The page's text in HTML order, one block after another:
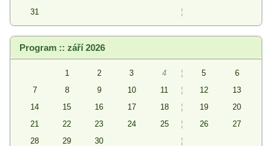
31
¦
Program :: září 2026
1 2 3 4 ¦ 5
6
7
8 9 10 11 ¦ 12
13
14
15 16 17 18 ¦ 19
20
21
22 23 24 25 ¦ 26
27
28
29 30 ¦